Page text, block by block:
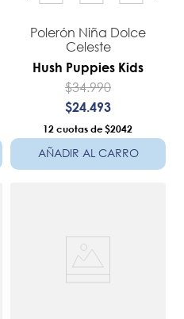
Polerón Niña Dolce
Celeste
Hush Puppies Kids
$34.990
$24.493
12 $2042
AÑADIR AL CARRO